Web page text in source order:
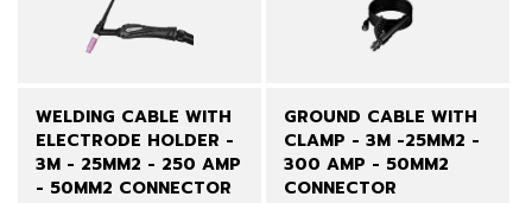
WELDING CABLE WITH
ELECTRODE HOLDER -
3M - 25MM2 - 250 AMP
- 50MM2 CONNECTOR
GROUND CABLE WITH
CLAMP - 3M -25MM2 -
300 AMP - 50MM2
CONNECTOR